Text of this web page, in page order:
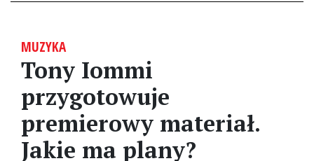
MUZYKA
Tony Iommi
przygotowuje
premierowy materiał.
Jakie ma plany?